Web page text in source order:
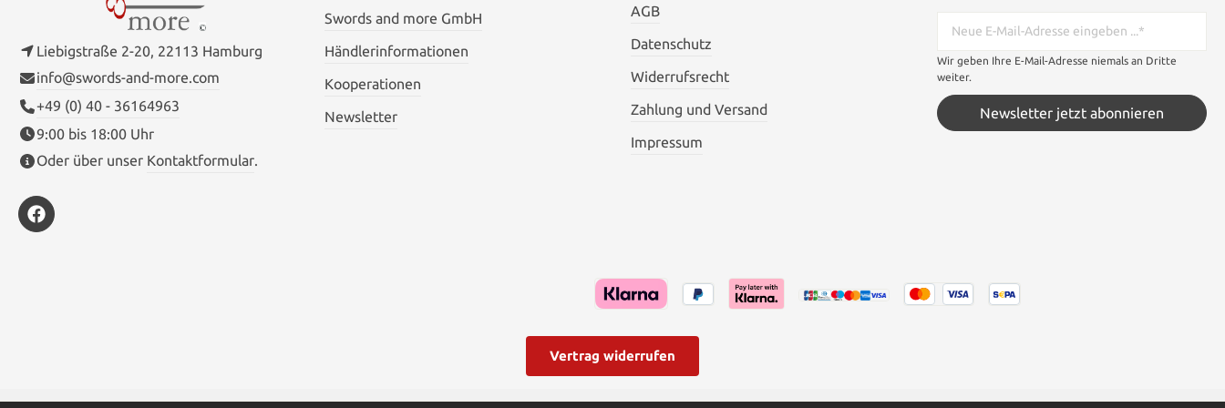
Liebigstraße 2-20, 22113 Hamburg
info@swords-and-more.com
+49 (0) 40 - 36164963
9:00 bis 18:00 Uhr
Oder über unser Kontaktformular.
Swords and more GmbH
Händlerinformationen
Kooperationen
Newsletter
AGB
Datenschutz
Widerrufsrecht
Zahlung und Versand
Impressum
Wir geben Ihre E-Mail-Adresse niemals an Dritte
weiter.
Newsletter jetzt abonnieren
Vertrag widerrufen